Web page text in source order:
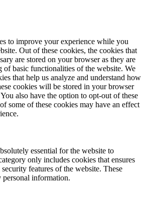
to improve your experience while you
Out of these cookies, the cookies that
are stored on your browser as they are
of basic functionalities of the website. We
that help us analyze and understand how
cookies will be stored in your browser
also have the option to opt-out of these
some of these cookies may have an effect
essential for the website to
only includes cookies that ensures
features of the website. These
personal information.